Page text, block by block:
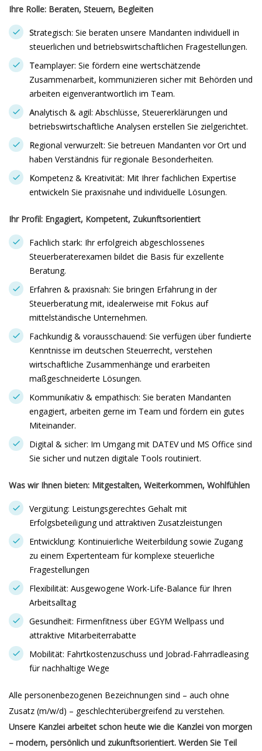
Ihre Rolle: Beraten, Steuern, Begleiten
Strategisch: Sie beraten unsere Mandanten individuell in
steuerlichen und betriebswirtschaftlichen Fragestellungen.
Teamplayer: Sie fördern eine wertschätzende
Zusammenarbeit, kommunizieren sicher mit Behörden und
arbeiten eigenverantwortlich im Team.
Analytisch & agil: Abschlüsse, Steuererklärungen und
betriebswirtschaftliche Analysen erstellen Sie zielgerichtet.
Regional verwurzelt: Sie betreuen Mandanten vor Ort und
haben Verständnis für regionale Besonderheiten.
Kompetenz & Kreativität: Mit Ihrer fachlichen Expertise
entwickeln Sie praxisnahe und individuelle Lösungen.
Ihr Profil: Engagiert, Kompetent, Zukunftsorientiert
Fachlich stark: Ihr erfolgreich abgeschlossenes
Steuerberaterexamen bildet die Basis für exzellente
Beratung.
Erfahren & praxisnah: Sie bringen Erfahrung in der
Steuerberatung mit, idealerweise mit Fokus auf
mittelständische Unternehmen.
Fachkundig & vorausschauend: Sie verfügen über fundierte
Kenntnisse im deutschen Steuerrecht, verstehen
wirtschaftliche Zusammenhänge und erarbeiten
maßgeschneiderte Lösungen.
Kommunikativ & empathisch: Sie beraten Mandanten
engagiert, arbeiten gerne im Team und fördern ein gutes
Miteinander.
Digital & sicher: Im Umgang mit DATEV und MS Office sind
Sie sicher und nutzen digitale Tools routiniert.
Was wir Ihnen bieten: Mitgestalten, Weiterkommen, Wohlfühlen
Vergütung: Leistungsgerechtes Gehalt mit
Erfolgsbeteiligung und attraktiven Zusatzleistungen
Entwicklung: Kontinuierliche Weiterbildung sowie Zugang
zu einem Expertenteam für komplexe steuerliche
Fragestellungen
Flexibilität: Ausgewogene Work-Life-Balance für Ihren
Arbeitsalltag
Gesundheit: Firmenfitness über EGYM Wellpass und
attraktive Mitarbeiterrabatte
Mobilität: Fahrtkostenzuschuss und Jobrad-Fahrradleasing
für nachhaltige Wege
Alle personenbezogenen Bezeichnungen sind – auch ohne
Zusatz (m/w/d) – geschlechterübergreifend zu verstehen.
Unsere Kanzlei arbeitet schon heute wie die Kanzlei von morgen
– modern, persönlich und zukunftsorientiert. Werden Sie Teil